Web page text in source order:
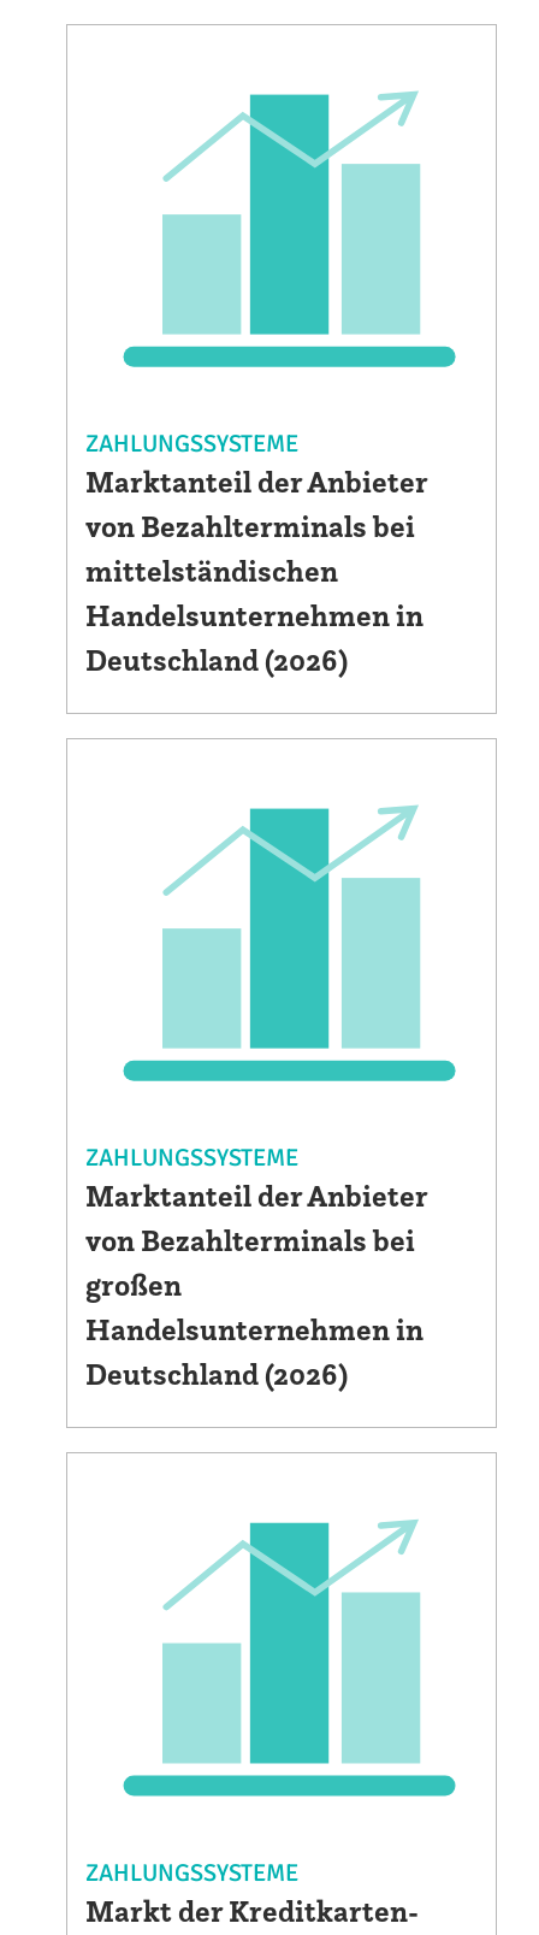
ZAHLUNGSSYSTEME
Marktanteil der Anbieter
von Bezahlterminals bei
mittelständischen
Handelsunternehmen in
Deutschland (2026)
ZAHLUNGSSYSTEME
Marktanteil der Anbieter
von Bezahlterminals bei
großen
Handelsunternehmen in
Deutschland (2026)
ZAHLUNGSSYSTEME
Markt der Kreditkarten-